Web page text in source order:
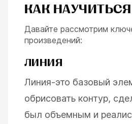
КАК
Давайте рассмотрим
произведений:
ЛИНИЯ
Линия-это базовый
обрисовать контур,
был объемным и